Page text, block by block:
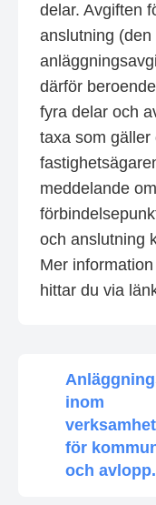
delar. Avgiften
anslutning
därför
fyra delar och
taxa som gäller
meddelande
och anslutning
Mer
hittar du via
inom
för
och avlopp.